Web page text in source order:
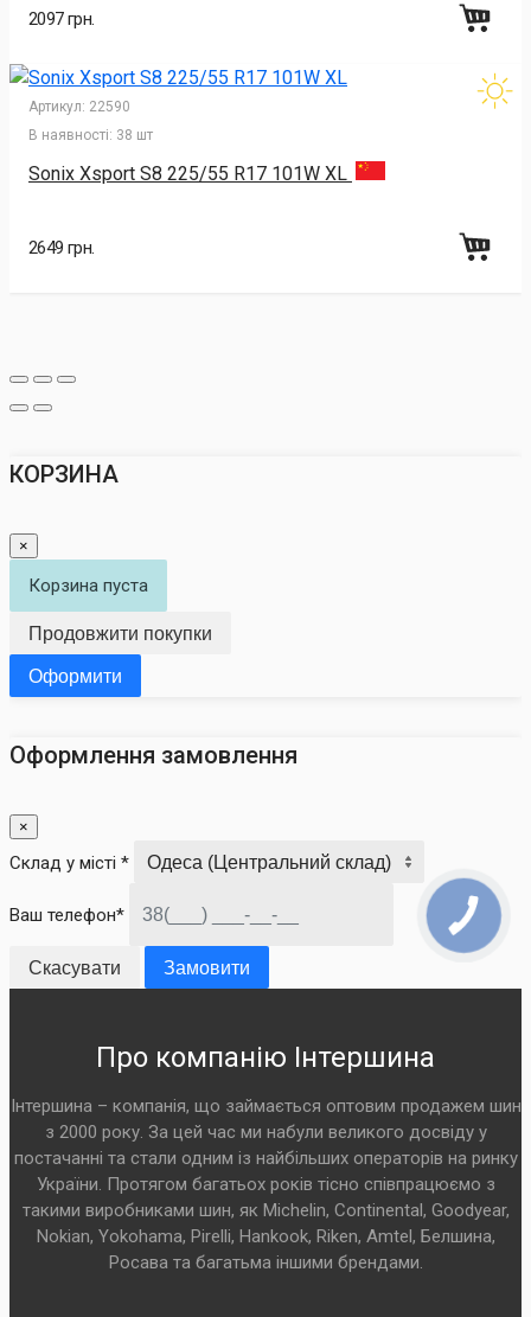
2097 грн.
Артикул: 22590
В наявності: 38 шт
Sonix Xsport S8 225/55 R17 101W XL
2649 грн.
КОРЗИНА
×
Корзина пуста
Продовжити покупки
Оформити
Оформлення замовлення
×
Склад у місті *
Ваш телефон*
Скасувати Замовити
Про компанію Інтершина
Інтершина – компанія, що займається оптовим продажем шин
з 2000 року. За цей час ми набули великого досвіду у
постачанні та стали одним із найбільших операторів на ринку
України. Протягом багатьох років тісно співпрацюємо з
такими виробниками шин, як Michelin, Continental, Goodyear,
Nokian, Yokohama, Pirelli, Hankook, Riken, Amtel, Белшина,
Росава та багатьма іншими брендами.